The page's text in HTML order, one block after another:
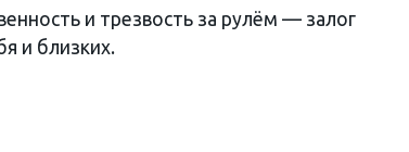
и трезвость за рулём — залог
и близких.